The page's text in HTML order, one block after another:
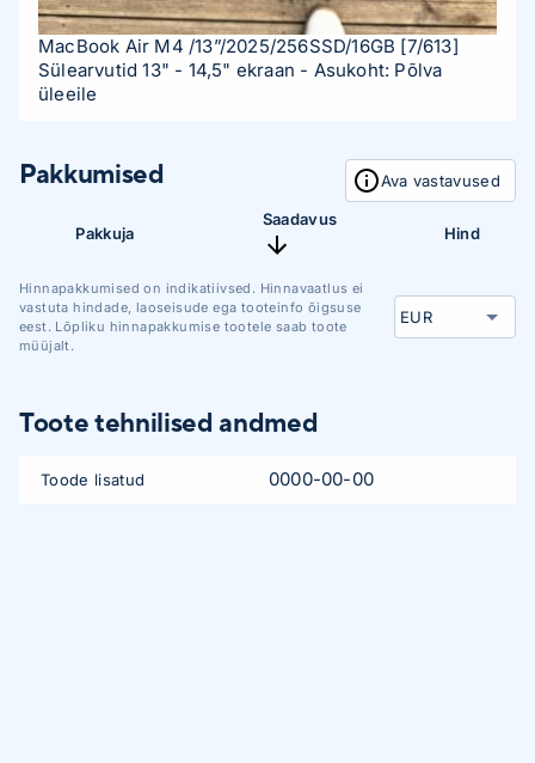
MacBook Air M4 /13”/2025/256SSD/16GB [7/613]
Sülearvutid 13" - 14,5" ekraan - Asukoht: Põlva
üleeile
Pakkumised Ava vastavused
Pakkuja
Saadavus
Hind
Hinnapakkumised on indikatiivsed. Hinnavaatlus ei
vastuta hindade, laoseisude ega tooteinfo õigsuse
eest. Lõpliku hinnapakkumise tootele saab toote
müüjalt.
Toote tehnilised andmed
Toode lisatud 0000-00-00